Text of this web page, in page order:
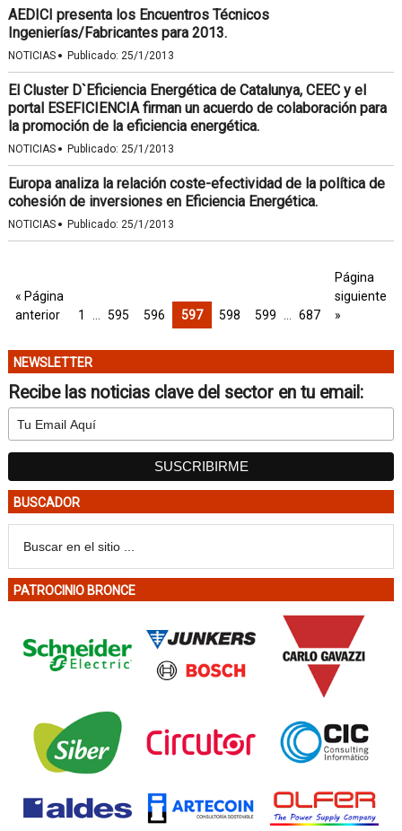
AEDICI presenta los Encuentros Técnicos
Ingenierías/Fabricantes para 2013.
NOTICIAS · Publicado: 25/1/2013
El Cluster D`Eficiencia Energética de Catalunya, CEEC y el
portal ESEFICIENCIA firman un acuerdo de colaboración para
la promoción de la eficiencia energética.
NOTICIAS · Publicado: 25/1/2013
Europa analiza la relación coste-efectividad de la política de
cohesión de inversiones en Eficiencia Energética.
NOTICIAS · Publicado: 25/1/2013
« Página
anterior
1 595 596 597 598 599 687
Página
siguiente
»
NEWSLETTER
Recibe las noticias clave del sector en tu email:
BUSCADOR
PATROCINIO BRONCE